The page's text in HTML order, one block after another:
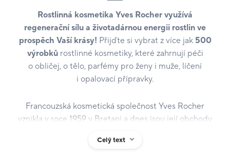
Rostlinná kosmetika Yves Rocher využívá
regenerační sílu a životadárnou energii rostlin ve
prospěch Vaší krásy! Přijďte si vybrat z více jak 500
výrobkůrostlinné kosmetiky, které zahrnují péči
o obličej, o tělo, parfémy pro ženy i muže, líčení
i opalovací přípravky.
Francouzská kosmetická společnost Yves Rocher
vznikla v roce 1959 v Bretani a dnes jsou její obchody
produkty jsou vyrobeny z rostlin, které si firma sama
Celý text